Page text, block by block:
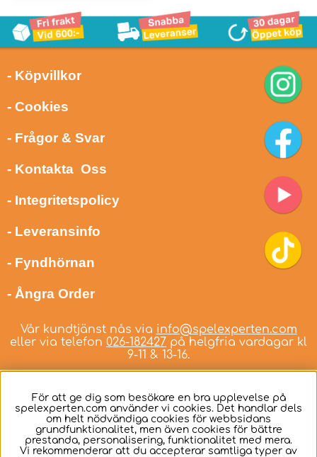
- Köpvillkor
- Cookies
- Frågor & Svar
- Kontakta Oss
- Integritetspolicy
- Leveransinfo
- Fyndhörnan
- Ångra Order
Vår kundtjänst nås via info@spelexperten.com
eller via telefon 026-182427 på helgfria vardagar kl
9-11 & 13-16.
Svenska
För att ge dig som besökare en bra upplevelse på
spelexperten.com använder vi cookies. Det handlar dels
om helt nödvändiga cookies för webbsidans
grundfunktionalitet, men även cookies för bättre
prestanda, personalisering, funktionalitet med mera.
Vi rekommenderar att du accepterar samtliga typer av